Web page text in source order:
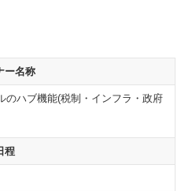
ー名称
のハブ機能(税制・インフラ・政府
程